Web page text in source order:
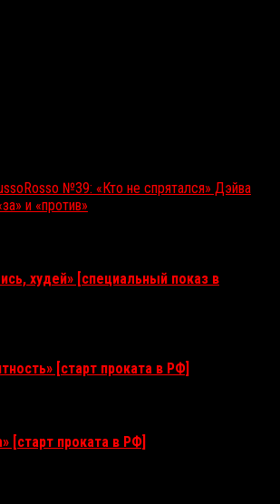
№39: «Кто не спрятался» Дэйва
и «против»
худей» [специальный показ в
[старт проката в РФ]
[старт проката в РФ]